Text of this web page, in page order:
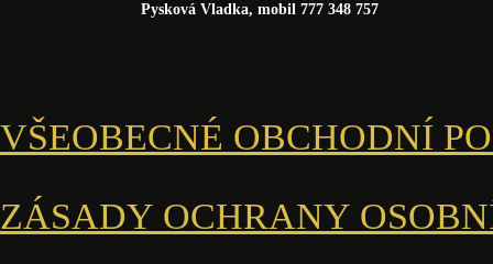
Pysková Vladka, mobil 777 348 757
VŠEOBECNÉ OBCHODNÍ
ZÁSADY OCHRANY